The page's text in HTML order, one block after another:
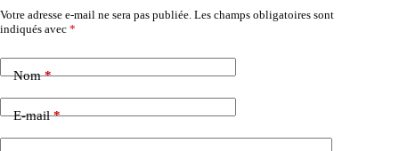
Votre adresse e-mail ne sera pas publiée. Les champs obligatoires sont
indiqués avec *
Nom*
E-mail*